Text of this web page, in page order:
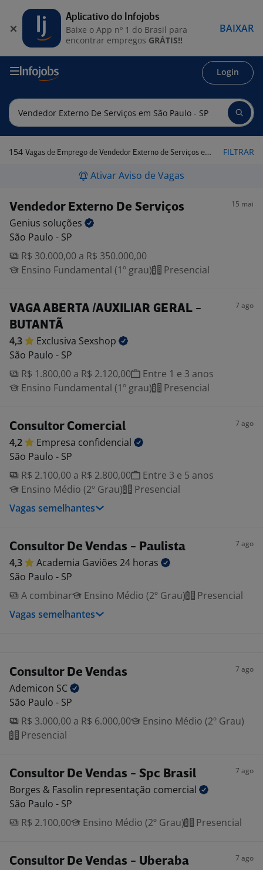
Login
154 Vagas de Emprego de Vendedor Externo de Serviços em São Paulo - SP FILTRAR
Ativar Aviso de Vagas
Vendedor Externo De Serviços 15 mai
Genius soluções
São Paulo - SP
R$ 30.000,00 a R$ 350.000,00
Ensino Fundamental (1º grau)
Presencial
VAGA ABERTA /AUXILIAR GERAL -
BUTANTÃ
7 ago
4,3 Exclusiva Sexshop
São Paulo - SP
R$ 1.800,00 a R$ 2.120,00
Entre 1 e 3 anos
Ensino Fundamental (1º grau)
Presencial
Consultor Comercial 7 ago
4,2 Empresa confidencial
São Paulo - SP
R$ 2.100,00 a R$ 2.800,00
Entre 3 e 5 anos
Ensino Médio (2º Grau)
Presencial
Vagas semelhantes
Consultor De Vendas - Paulista 7 ago
4,3 Academia Gaviões 24 horas
São Paulo - SP
A combinar
Ensino Médio (2º Grau)
Presencial
Vagas semelhantes
Consultor De Vendas 7 ago
Ademicon SC
São Paulo - SP
R$ 3.000,00 a R$ 6.000,00
Ensino Médio (2º Grau)
Presencial
Consultor De Vendas - Spc Brasil 7 ago
Borges & Fasolin representação comercial
São Paulo - SP
R$ 2.100,00
Ensino Médio (2º Grau) Presencial
Consultor De Vendas - Uberaba 7 ago
Aplicativo do Infojobs
Baixe o App nº 1 do Brasil para
encontrar empregos GRÁTIS!!
BAIXAR